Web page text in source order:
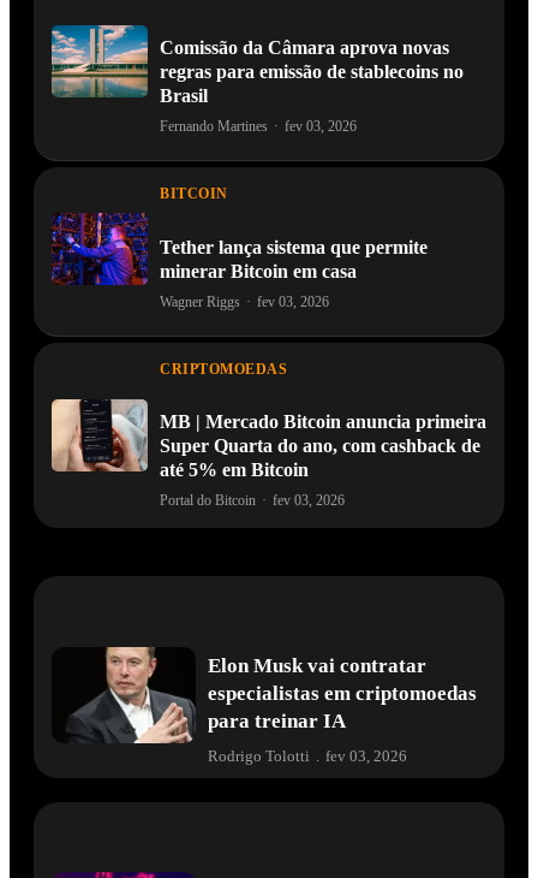
Comissão da Câmara aprova novas
regras para emissão de stablecoins no
Brasil
Fernando Martines · fev 03, 2026
BITCOIN
Tether lança sistema que permite
minerar Bitcoin em casa
Wagner Riggs · fev 03, 2026
CRIPTOMOEDAS
MB | Mercado Bitcoin anuncia primeira
Super Quarta do ano, com cashback de
até 5% em Bitcoin
Portal do Bitcoin · fev 03, 2026
Elon Musk vai contratar
especialistas em criptomoedas
para treinar IA
Rodrigo Tolotti fev 03, 2026